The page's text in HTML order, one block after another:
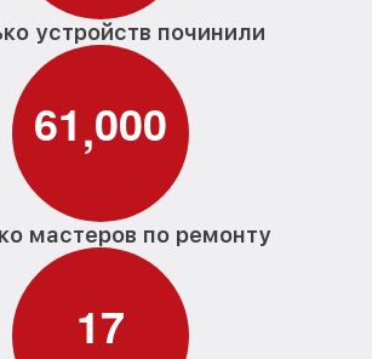
устройств починили
61,000
мастеров по ремонту
17